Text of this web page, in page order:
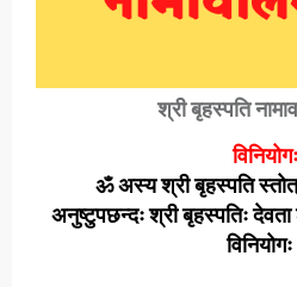
श्री बृहस्पति
विनियोगः
ॐ अस्य श्री बृहस्पति
अनुष्टुपछन्दः श्री बृहस्पतिः देवता
विनियोगः